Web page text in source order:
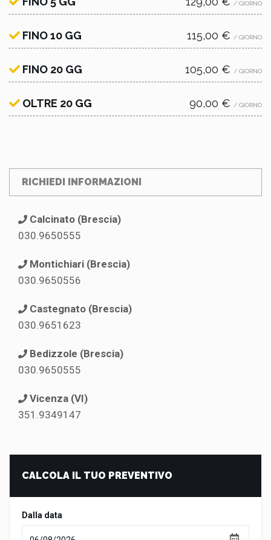
/ GIORNO
FINO 10 GG 115,00 € / GIORNO
FINO 20 GG 105,00 € / GIORNO
OLTRE 20 GG 90,00 € / GIORNO
RICHIEDI INFORMAZIONI
Calcinato (Brescia)
030.9650555
Montichiari (Brescia)
030.9650556
Castegnato (Brescia)
030.9651623
Bedizzole (Brescia)
030.9650555
Vicenza (VI)
351.9349147
CALCOLA IL TUO PREVENTIVO
Dalla data